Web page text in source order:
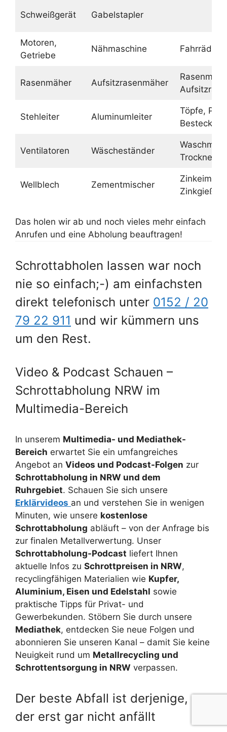
Schweißgerät Gabelstapler
Motoren,
Getriebe
Nähmaschine Fahrräder
Rasenmäher Aufsitzrasenmäher
Stehleiter Aluminumleiter
Töpfe,
Besteck
Ventilatoren Wäscheständer
Trockner
Wellblech Zementmischer
Zinkeimer,
Das holen wir ab und noch vieles mehr einfach
Anrufen und eine Abholung beauftragen!
Schrottabholen lassen war noch
nie so einfach;-) am einfachsten
direkt telefonisch unter 0152 / 20
79 22 911 und wir kümmern uns
um den Rest.
Video & Podcast Schauen –
Schrottabholung NRW im
Multimedia-Bereich
In unserem Multimedia- und Mediathek-
Bereich erwartet Sie ein umfangreiches
Angebot an Videos und Podcast-Folgen zur
Schrottabholung in NRW und dem
Ruhrgebiet. Schauen Sie sich unsere
Erklärvideos an und verstehen Sie in wenigen
Minuten, wie unsere kostenlose
Schrottabholung abläuft – von der Anfrage bis
zur finalen Metallverwertung. Unser
Schrottabholung-Podcast liefert Ihnen
aktuelle Infos zu Schrottpreisen in NRW,
recyclingfähigen Materialien wie Kupfer,
Aluminium, Eisen und Edelstahl sowie
praktische Tipps für Privat- und
Gewerbekunden. Stöbern Sie durch unsere
Mediathek, entdecken Sie neue Folgen und
abonnieren Sie unseren Kanal – damit Sie keine
Neuigkeit rund um Metallrecycling und
Schrottentsorgung in NRW verpassen.
Der beste Abfall ist derjenige,
der erst gar nicht anfällt